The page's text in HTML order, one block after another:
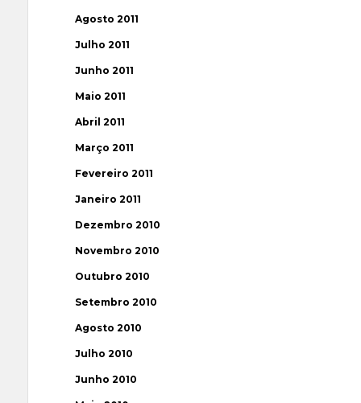
Agosto 2011
Julho 2011
Junho 2011
Maio 2011
Abril 2011
Março 2011
Fevereiro 2011
Janeiro 2011
Dezembro 2010
Novembro 2010
Outubro 2010
Setembro 2010
Agosto 2010
Julho 2010
Junho 2010